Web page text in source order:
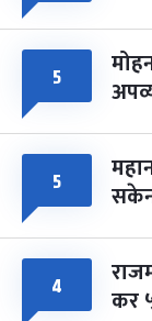
५
५
४ कर